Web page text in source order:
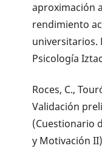
aproximación
rendimiento
universitarios.
Psicología
Roces, C.,
Validación
(Cuestionario
y Motivación